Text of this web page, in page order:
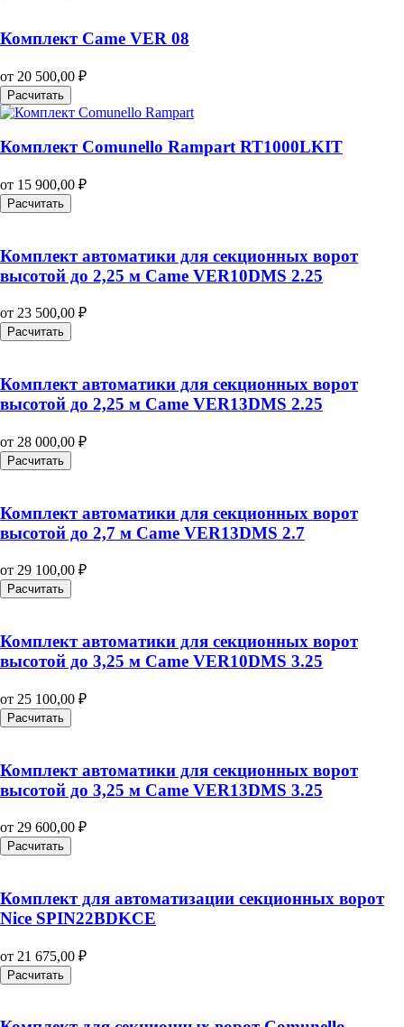
Комплект Came VER 08
от 20 500,00 ₽
Расчитать
Комплект Comunello Rampart RT1000LKIT
от 15 900,00 ₽
Расчитать
Комплект автоматики для секционных ворот
высотой до 2,25 м Came VER10DMS 2.25
от 23 500,00 ₽
Расчитать
Комплект автоматики для секционных ворот
высотой до 2,25 м Came VER13DMS 2.25
от 28 000,00 ₽
Расчитать
Комплект автоматики для секционных ворот
высотой до 2,7 м Came VER13DMS 2.7
от 29 100,00 ₽
Расчитать
Комплект автоматики для секционных ворот
высотой до 3,25 м Came VER10DMS 3.25
от 25 100,00 ₽
Расчитать
Комплект автоматики для секционных ворот
высотой до 3,25 м Came VER13DMS 3.25
от 29 600,00 ₽
Расчитать
Комплект для автоматизации секционных ворот
Nice SPIN22BDKCE
от 21 675,00 ₽
Расчитать